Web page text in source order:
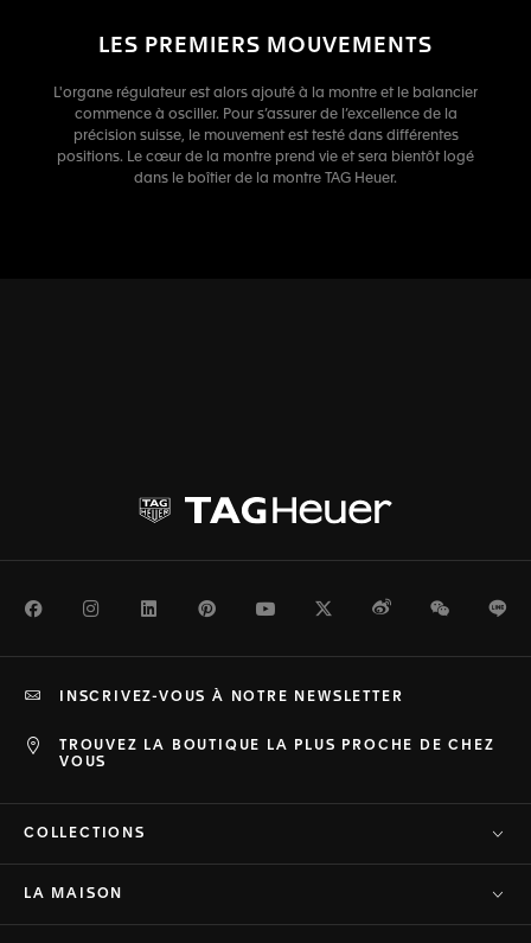
LES PREMIERS MOUVEMENTS
L'organe régulateur est alors ajouté à la montre et le balancier
commence à osciller. Pour s’assurer de l’excellence de la
précision suisse, le mouvement est testé dans différentes
positions. Le cœur de la montre prend vie et sera bientôt logé
dans le boîtier de la montre TAG Heuer.
FacebookInstagramLinkedInPinterestYoutubeTwitterWeiboWeChat
TROUVEZ LA BOUTIQUE LA PLUS PROCHE DE CHEZ
VOUS
INSCRIVEZ-VOUS À NOTRE NEWSLETTER
COLLECTIONS
LA MAISON